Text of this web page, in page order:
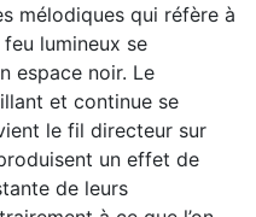
mélodiques qui réfère à
lumineux se
espace noir. Le
et continue se
le fil directeur sur
un effet de
de leurs